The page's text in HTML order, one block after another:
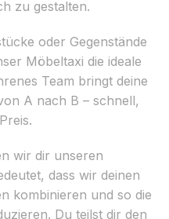
zu gestalten.
oder Gegenstände
Möbeltaxi die ideale
Team bringt deine
A nach B – schnell,
wir dir unseren
dass wir deinen
kombinieren und so die
Du teilst dir den